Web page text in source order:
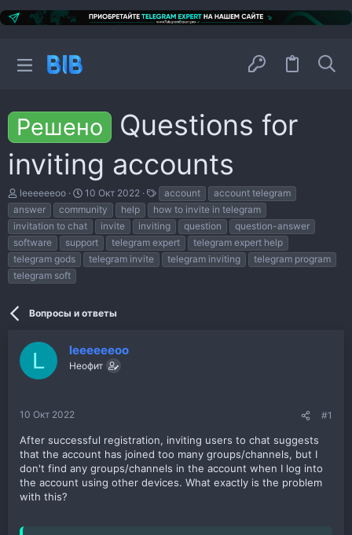
Решено
Questions for
inviting accounts
А
в
т
о
р
т
е
м
leeeeeeoo
Д
а
т
а
н
а
ч
10 Окт 2022
е
г
и
account
account telegram
answer
community help
how to invite in telegram
invitation to chat
invite inviting question
question-answer
software
support telegram expert
telegram expert help
telegram gods
telegram invite telegram inviting
telegram program
telegram soft
Вопросы и ответы
L leeeeeeoo
Неофит
10 Окт 2022 #1
After successful registration, inviting users to chat suggests
that the account has joined too many groups/channels, but I
don't find any groups/channels in the account when I log into
the account using other devices. What exactly is the problem
with this?